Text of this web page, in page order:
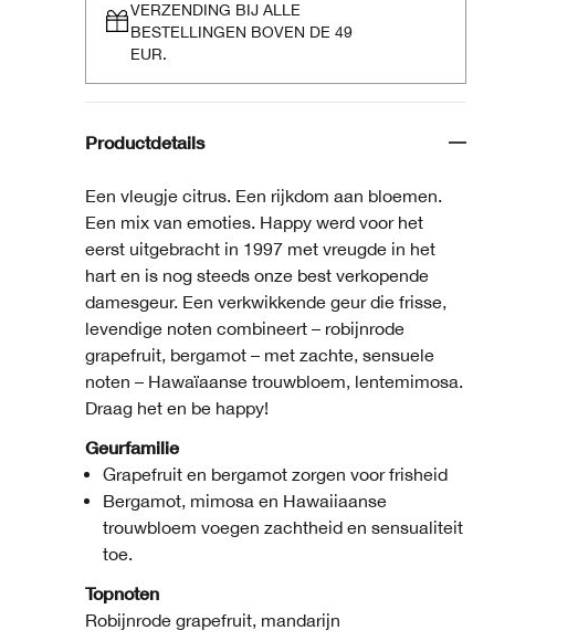
VERZENDING BIJ ALLE
BESTELLINGEN BOVEN DE 49
EUR.
Productdetails
Een vleugje citrus. Een rijkdom aan bloemen.
Een mix van emoties. Happy werd voor het
eerst uitgebracht in 1997 met vreugde in het
hart en is nog steeds onze best verkopende
damesgeur. Een verkwikkende geur die frisse,
levendige noten combineert – robijnrode
grapefruit, bergamot – met zachte, sensuele
noten – Hawaïaanse trouwbloem, lentemimosa.
Draag het en be happy!
Geurfamilie
Grapefruit en bergamot zorgen voor frisheid
Bergamot, mimosa en Hawaiiaanse
trouwbloem voegen zachtheid en sensualiteit
toe.
Topnoten
Robijnrode grapefruit, mandarijn